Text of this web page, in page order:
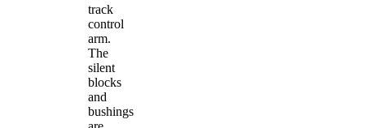
track
control
arm.
The
silent
blocks
and
bushings